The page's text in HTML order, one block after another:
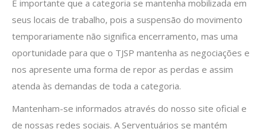
É importante que a categoria se mantenha mobilizada em
seus locais de trabalho, pois a suspensão do movimento
temporariamente não significa encerramento, mas uma
oportunidade para que o TJSP mantenha as negociações e
nos apresente uma forma de repor as perdas e assim
atenda às demandas de toda a categoria.
Mantenham-se informados através do nosso site oficial e
de nossas redes sociais. A Serventuários se mantém